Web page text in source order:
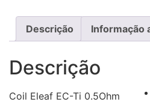
Descrição Informação
Descrição
Coil Eleaf EC-Ti 0.5Ohm